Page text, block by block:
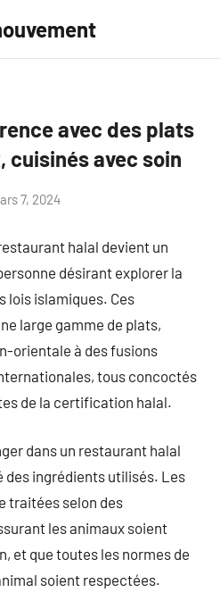
avec des plats
cuisinés avec soin
7, 2024
halal devient un
désirant explorer la
lois islamiques. Ces
large gamme de plats,
orientale à des fusions
tous concoctés
de la certification halal.
dans un restaurant halal
des ingrédients utilisés. Les
traitées selon des
les animaux soient
et que toutes les normes de
soient respectées.